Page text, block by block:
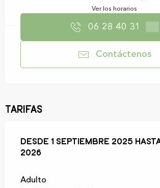
Ver los horarios
06 28 40 31 ▒▒
Contáctenos
Tarifas
Desde 1 septiembre 2025
Desde 1 septiembre 2025
2026
Adulto